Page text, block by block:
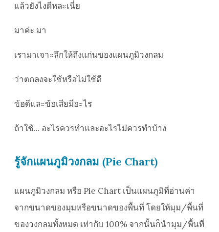
แล้วยังไงดีหละเนี่ย
มาค่ะ มา
เรามาเจาะลึกให้ถึงแก่นของแผนภูมิวงกลม
ว่าตกลงจะใช้หรือไม่ใช้ดี
ข้อดีและข้อเสียมีอะไร
ถ้าใช้... อะไรควรทำและอะไรไม่ควรทำบ้าง
รู้จักแผนภูมิวงกลม (Pie Chart)
แผนภูมิวงกลม หรือ Pie Chart เป็นแผนภูมิที่อ่านค่า
จากขนาดของมุมหรือขนาดของพื้นที่ โดยให้มุม/พื้นที่
ของวงกลมทั้งหมด เท่ากับ 100% จากนั้นก็นำมุม/พื้นที่